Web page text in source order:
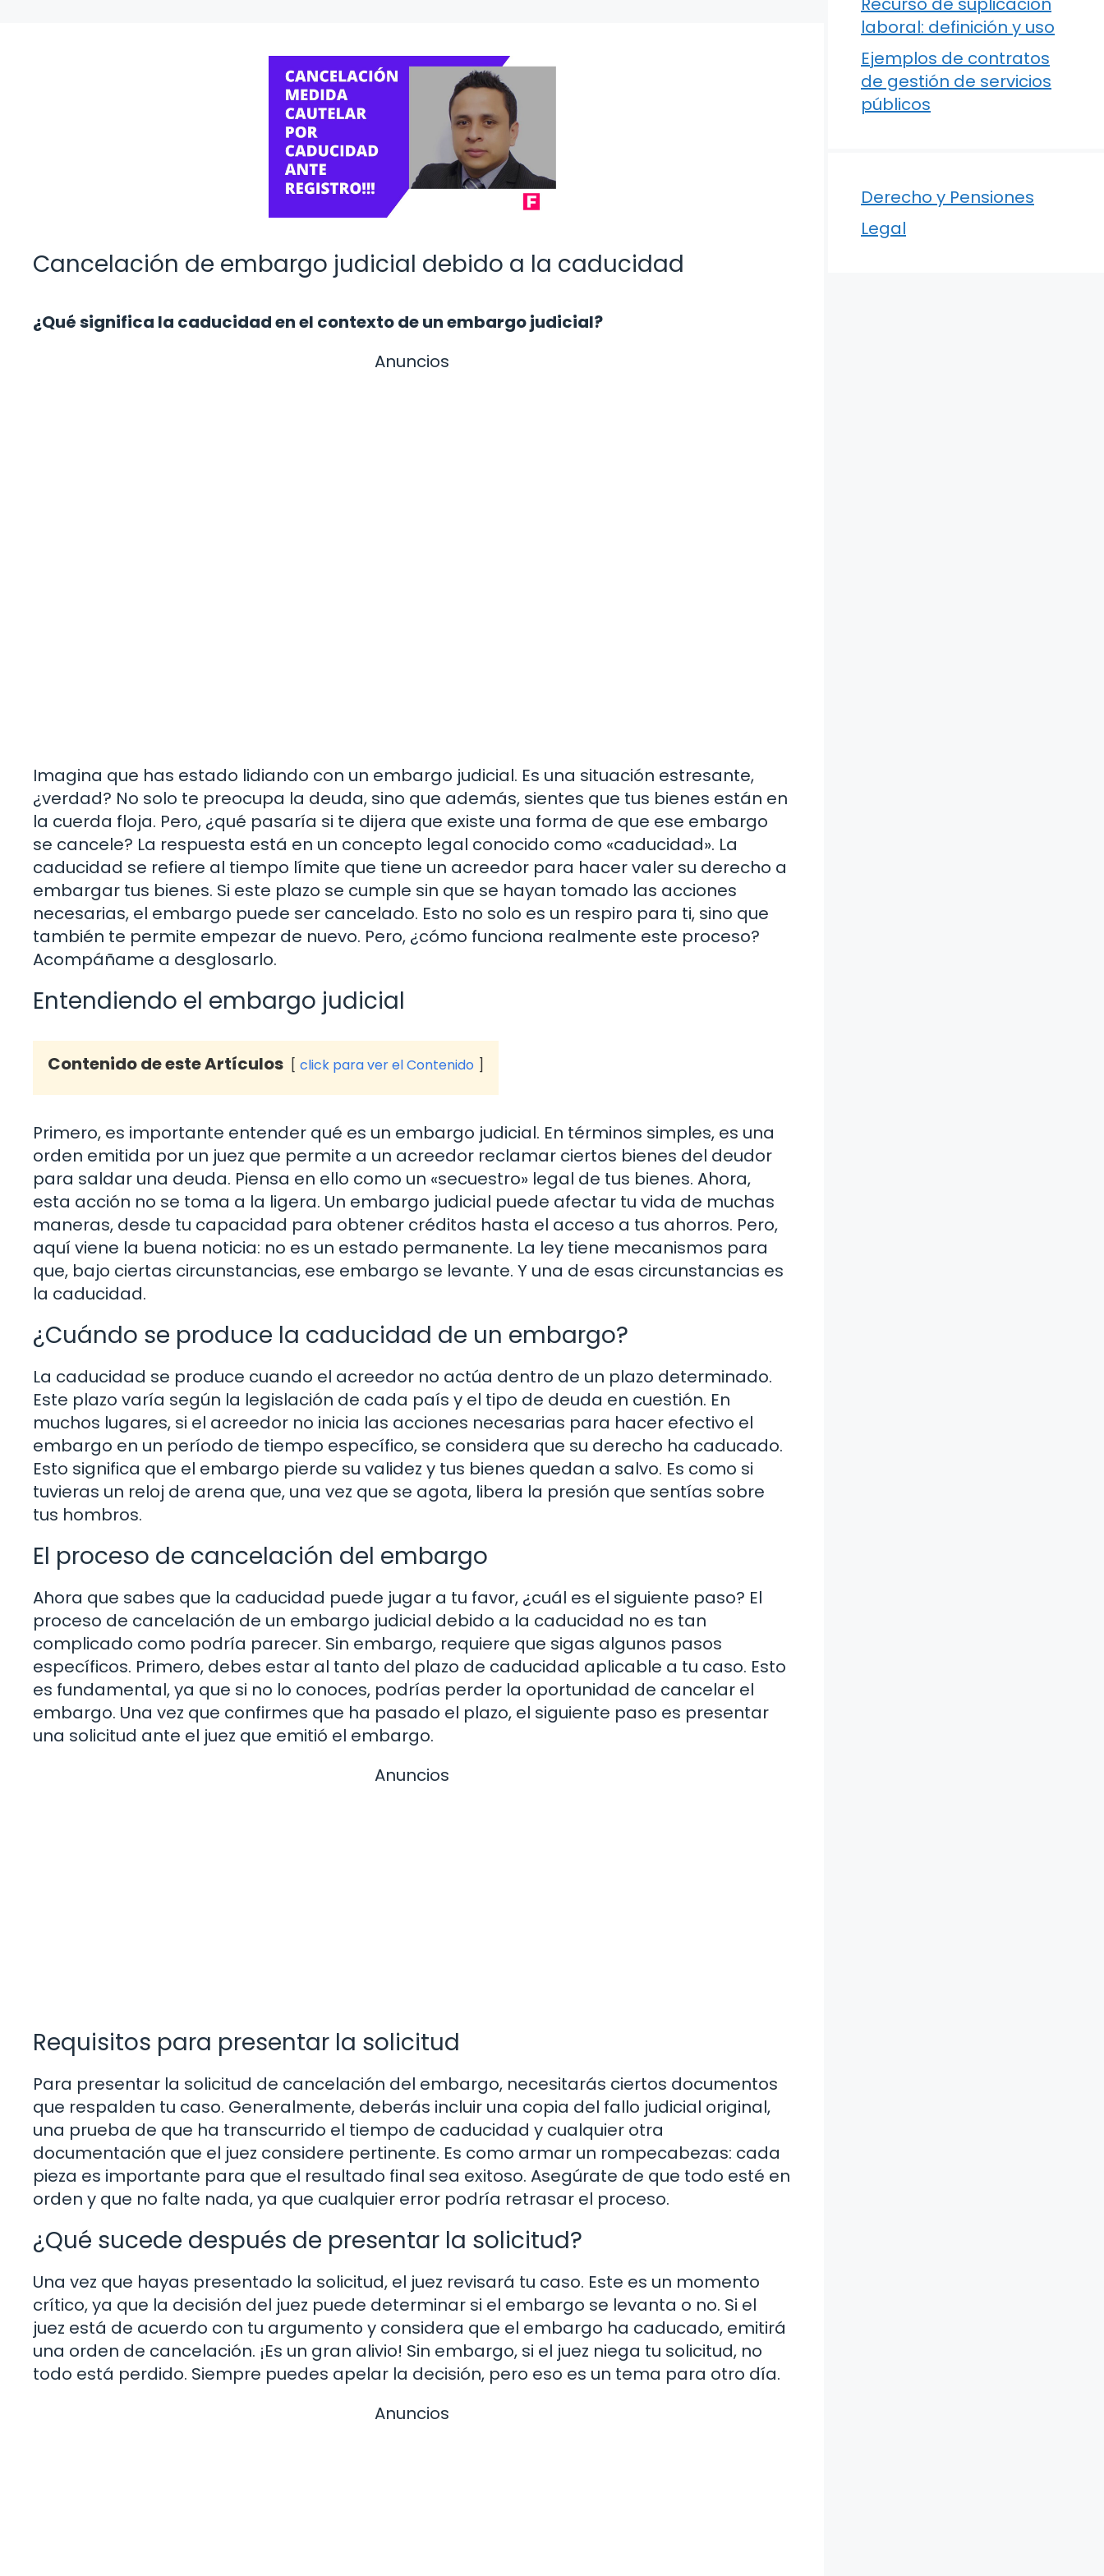
Cancelación de embargo judicial debido a la caducidad
¿Qué significa la caducidad en el contexto de un embargo judicial?
Anuncios
Imagina que has estado lidiando con un embargo judicial. Es una situación estresante,
¿verdad? No solo te preocupa la deuda, sino que además, sientes que tus bienes están en
la cuerda floja. Pero, ¿qué pasaría si te dijera que existe una forma de que ese embargo
se cancele? La respuesta está en un concepto legal conocido como «caducidad». La
caducidad se refiere al tiempo límite que tiene un acreedor para hacer valer su derecho a
embargar tus bienes. Si este plazo se cumple sin que se hayan tomado las acciones
necesarias, el embargo puede ser cancelado. Esto no solo es un respiro para ti, sino que
también te permite empezar de nuevo. Pero, ¿cómo funciona realmente este proceso?
Acompáñame a desglosarlo.
Entendiendo el embargo judicial
Contenido de este Artículos click para ver el Contenido
Primero, es importante entender qué es un embargo judicial. En términos simples, es una
orden emitida por un juez que permite a un acreedor reclamar ciertos bienes del deudor
para saldar una deuda. Piensa en ello como un «secuestro» legal de tus bienes. Ahora,
esta acción no se toma a la ligera. Un embargo judicial puede afectar tu vida de muchas
maneras, desde tu capacidad para obtener créditos hasta el acceso a tus ahorros. Pero,
aquí viene la buena noticia: no es un estado permanente. La ley tiene mecanismos para
que, bajo ciertas circunstancias, ese embargo se levante. Y una de esas circunstancias es
la caducidad.
¿Cuándo se produce la caducidad de un embargo?
La caducidad se produce cuando el acreedor no actúa dentro de un plazo determinado.
Este plazo varía según la legislación de cada país y el tipo de deuda en cuestión. En
muchos lugares, si el acreedor no inicia las acciones necesarias para hacer efectivo el
embargo en un período de tiempo específico, se considera que su derecho ha caducado.
Esto significa que el embargo pierde su validez y tus bienes quedan a salvo. Es como si
tuvieras un reloj de arena que, una vez que se agota, libera la presión que sentías sobre
tus hombros.
El proceso de cancelación del embargo
Ahora que sabes que la caducidad puede jugar a tu favor, ¿cuál es el siguiente paso? El
proceso de cancelación de un embargo judicial debido a la caducidad no es tan
complicado como podría parecer. Sin embargo, requiere que sigas algunos pasos
específicos. Primero, debes estar al tanto del plazo de caducidad aplicable a tu caso. Esto
es fundamental, ya que si no lo conoces, podrías perder la oportunidad de cancelar el
embargo. Una vez que confirmes que ha pasado el plazo, el siguiente paso es presentar
una solicitud ante el juez que emitió el embargo.
Anuncios
Requisitos para presentar la solicitud
Para presentar la solicitud de cancelación del embargo, necesitarás ciertos documentos
que respalden tu caso. Generalmente, deberás incluir una copia del fallo judicial original,
una prueba de que ha transcurrido el tiempo de caducidad y cualquier otra
documentación que el juez considere pertinente. Es como armar un rompecabezas: cada
pieza es importante para que el resultado final sea exitoso. Asegúrate de que todo esté en
orden y que no falte nada, ya que cualquier error podría retrasar el proceso.
¿Qué sucede después de presentar la solicitud?
Una vez que hayas presentado la solicitud, el juez revisará tu caso. Este es un momento
crítico, ya que la decisión del juez puede determinar si el embargo se levanta o no. Si el
juez está de acuerdo con tu argumento y considera que el embargo ha caducado, emitirá
una orden de cancelación. ¡Es un gran alivio! Sin embargo, si el juez niega tu solicitud, no
todo está perdido. Siempre puedes apelar la decisión, pero eso es un tema para otro día.
Anuncios
laboral: definición y uso
Ejemplos de contratos
de gestión de servicios
públicos
Derecho y Pensiones
Legal